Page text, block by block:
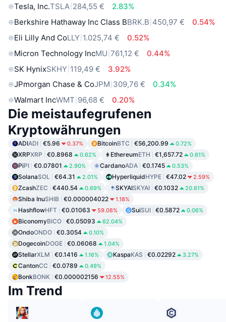
Tesla, Inc.TSLA 284,55 €
2.83%
Berkshire Hathaway Inc Class BBRK.B 450,97 €
0.54%
Eli Lilly And CoLLY 1.025,74 €
0.52%
Micron Technology IncMU 761,12 €
0.44%
SK HynixSKHY 119,49 €
3.92%
JPmorgan Chase & CoJPM 309,76 €
0.34%
Walmart IncWMT 96,68 € 0.20%
Die meistaufegrufenen
Kryptowährungen
ADIADI €5.96 0.37% BitcoinBTC €56,200.99 0.72%
XRPXRP €0.8968 0.62% EthereumETH €1,657.72 0.61%
PiPI €0.07801 2.90% CardanoADA €0.1745 0.53%
SolanaSOL €64.31 2.01% HyperliquidHYPE €47.02 2.59%
ZcashZEC €440.54 0.69% SKYAISKYAI €0.1032 20.61%
Shiba InuSHIB €0.000004022 1.18%
HashflowHFT €0.01063 59.08% SuiSUI €0.5872 0.06%
BiconomyBICO €0.05093 62.04%
OndoONDO €0.3054 0.10%
DogecoinDOGE €0.06068 1.04%
StellarXLM €0.1416 1.16% KaspaKAS €0.02292 3.27%
CantonCC €0.0789 0.49%
BonkBONK €0.000002156 12.55%
Im Trend